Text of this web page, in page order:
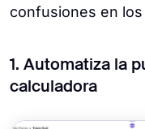
confusiones en
1. Automatiza la
calculadora